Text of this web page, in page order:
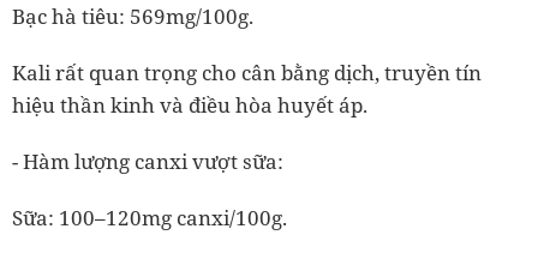
Bạc hà tiêu: 569mg/100g.
Kali rất quan trọng cho cân bằng dịch, truyền tín
hiệu thần kinh và điều hòa huyết áp.
-Hàm lượng canxi vượt sữa:
Sữa: 100–120mg canxi/100g.